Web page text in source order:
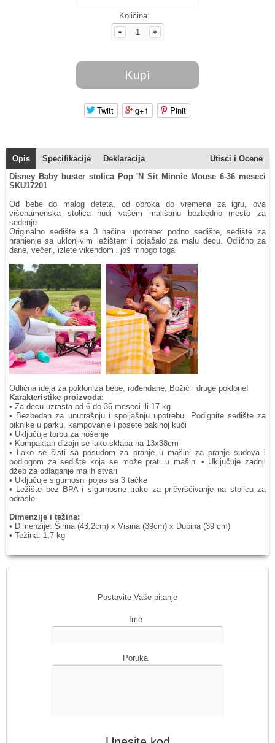
Količina:
Twitt g+1 Pinit
Opis Specifikacije Deklaracija
Utisci i Ocene
Disney Baby buster stolica Pop 'N Sit Minnie Mouse 6-36 meseci
SKU17201
Od bebe do malog deteta, od obroka do vremena za igru, ova
višenamenska stolica nudi vašem mališanu bezbedno mesto za
sedenje.
Originalno sedište sa 3 načina upotrebe: podno sedište, sedište za
hranjenje sa uklonjivim ležištem i pojačalo za malu decu. Odlično za
dane, večeri, izlete vikendom i još mnogo toga
Odlična ideja za poklon za bebe, rođendane, Božić i druge poklone!
Karakteristike proizvoda:
• Za decu uzrasta od 6 do 36 meseci ili 17 kg
• Bezbedan za unutrašnju i spoljašnju upotrebu. Podignite sedište za
piknike u parku, kampovanje i posete bakinoj kući
• Uključuje torbu za nošenje
• Kompaktan dizajn se lako sklapa na 13x38cm
• Lako se čisti sa posudom za pranje u mašini za pranje sudova i
podlogom za sedište koja se može prati u mašini • Uključuje zadnji
džep za odlaganje malih stvari
• Uključuje sigurnosni pojas sa 3 tačke
• Ležište bez BPA i sigurnosne trake za pričvršćivanje na stolicu za
odrasle
Dimenzije i težina:
• Dimenzije: Širina (43,2cm) x Visina (39cm) x Dubina (39 cm)
• Težina: 1,7 kg
Postavite Vaše pitanje
Ime
Poruka